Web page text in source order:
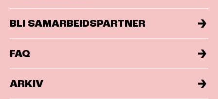
BLI SAMARBEIDSPARTNER
FAQ
ARKIV